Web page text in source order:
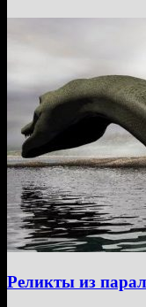
Реликты из